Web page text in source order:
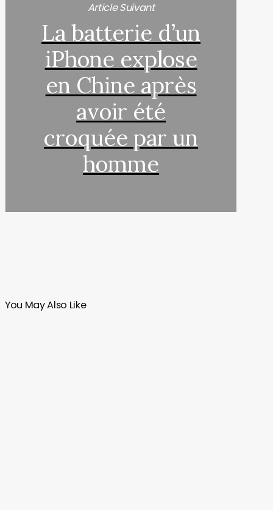
Article Suivant
La batterie d’un
iPhone explose
en Chine après
avoir été
croquée par un
homme
You May Also Like